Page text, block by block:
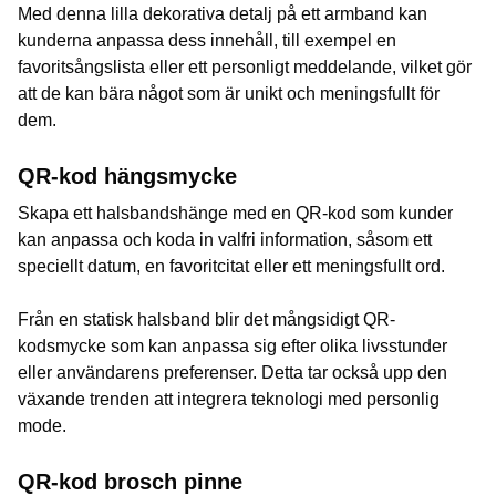
Med denna lilla dekorativa detalj på ett armband kan
kunderna anpassa dess innehåll, till exempel en
favoritsångslista eller ett personligt meddelande, vilket gör
att de kan bära något som är unikt och meningsfullt för
dem.
QR-kod hängsmycke
Skapa ett halsbandshänge med en QR-kod som kunder
kan anpassa och koda in valfri information, såsom ett
speciellt datum, en favoritcitat eller ett meningsfullt ord.
Från en statisk halsband blir det mångsidigt QR-
kodsmycke som kan anpassa sig efter olika livsstunder
eller användarens preferenser. Detta tar också upp den
växande trenden att integrera teknologi med personlig
mode.
QR-kod brosch pinne